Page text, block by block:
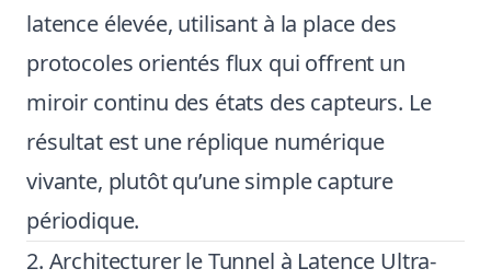
latence élevée, utilisant à la place des
protocoles orientés flux qui offrent un
miroir continu des états des capteurs. Le
résultat est une réplique numérique
vivante, plutôt qu’une simple capture
périodique.
2. Architecturer le Tunnel à Latence Ultra-